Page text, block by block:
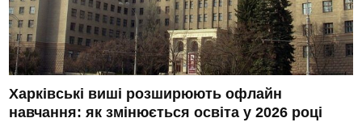
Харківські виші розширюють офлайн
навчання: як змінюється освіта у 2026 році